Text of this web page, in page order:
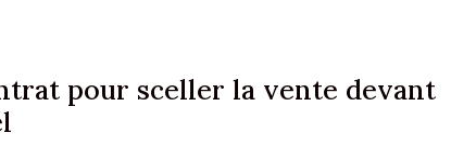
pour sceller la vente devant